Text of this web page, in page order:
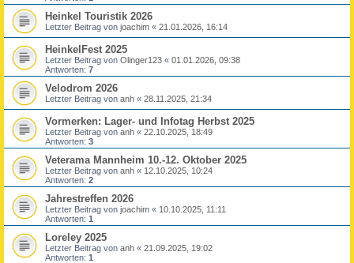
Heinkel Touristik 2026
Letzter Beitrag von joachim « 21.01.2026, 16:14
HeinkelFest 2025
Letzter Beitrag von Olinger123 « 01.01.2026, 09:38
Antworten: 7
Velodrom 2026
Letzter Beitrag von anh « 28.11.2025, 21:34
Vormerken: Lager- und Infotag Herbst 2025
Letzter Beitrag von anh « 22.10.2025, 18:49
Antworten: 3
Veterama Mannheim 10.-12. Oktober 2025
Letzter Beitrag von anh « 12.10.2025, 10:24
Antworten: 2
Jahrestreffen 2026
Letzter Beitrag von joachim « 10.10.2025, 11:11
Antworten: 1
Loreley 2025
Letzter Beitrag von anh « 21.09.2025, 19:02
Antworten: 1